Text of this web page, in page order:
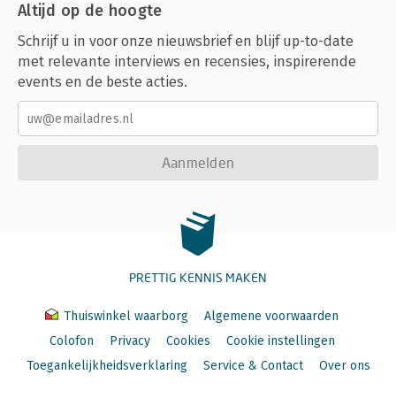
Altijd op de hoogte
Schrijf u in voor onze nieuwsbrief en blijf up-to-date
met relevante interviews en recensies, inspirerende
events en de beste acties.
Aanmelden
PRETTIG KENNIS MAKEN
Thuiswinkel waarborg
Algemene voorwaarden
Colofon
Privacy Cookies
Cookie instellingen
Toegankelijkheidsverklaring
Service & Contact Over ons